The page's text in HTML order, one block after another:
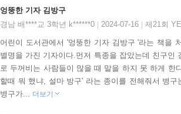
엉뚱한 기자 김방구
경남 배****교 3학년 k******0
2024-07-16 제21회
어린이 도서관에서 '엉뚱한 기자 김방구 '라는 책을
별명을 가진 기자이다.먼저 특종을 잡았는데 친구
로 두꺼비는 사람들이 많을 때 말을 하지 못 하게 한
할때 뭐 했냐, 설마 방구' 라는 종이를 전해줘서 병
병구가... 더보기